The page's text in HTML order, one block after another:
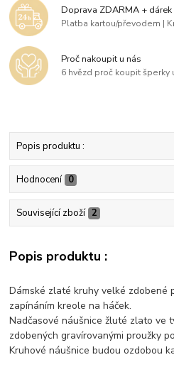
Doprava ZDARMA + dárek
Platba kartou/převodem |
Proč nakoupit u nás
6 hvězd proč koupit šperky
Popis produktu :
Hodnocení 0
Související zboží 2
Popis produktu :
Dámské zlaté kruhy velké zdobené
zapínáním kreole na háček.
Nadčasové náušnice žluté zlato ve
zdobených gravírovanými proužky
Kruhové náušnice budou ozdobou